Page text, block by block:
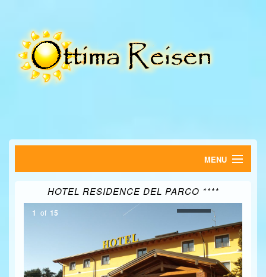
MENU
FERIENWOHNUNGEN
SUCHE
HOTEL RESIDENCE DEL PARCO ****
1 of 15